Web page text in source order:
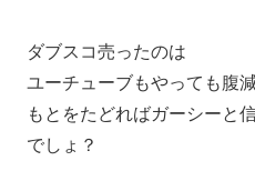
ダブスコ売ったのは
ユーチューブもやっても腹
もとをたどればガーシーと
でしょ？